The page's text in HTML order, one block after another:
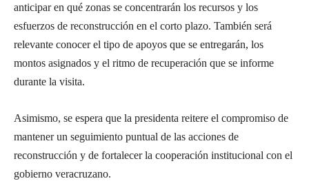
anticipar en qué zonas se concentrarán los recursos y los
esfuerzos de reconstrucción en el corto plazo. También será
relevante conocer el tipo de apoyos que se entregarán, los
montos asignados y el ritmo de recuperación que se informe
durante la visita.
Asimismo, se espera que la presidenta reitere el compromiso de
mantener un seguimiento puntual de las acciones de
reconstrucción y de fortalecer la cooperación institucional con el
gobierno veracruzano.